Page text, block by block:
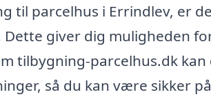
til parcelhus i Errindlev, er
giver dig muligheden
tilbygning-parcelhus.dk
så du kan være sikker